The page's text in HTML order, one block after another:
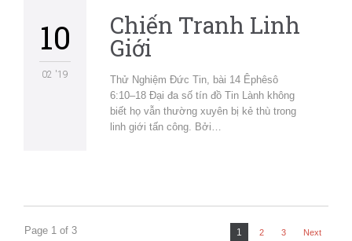
10
02 '19
Chiến Tranh Linh
Giới
Thử Nghiệm Đức Tin, bài 14 Êphêsô
6:10–18 Đại đa số tín đồ Tin Lành không
biết họ vẫn thường xuyên bị kẻ thù trong
linh giới tấn công. Bởi…
Page 1 of 3 1 2 3 Next